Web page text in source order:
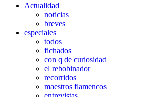
Actualidad
noticias
breves
especiales
todos
fichados
con q de curiosidad
el rebobinador
recorridos
maestros flamencos